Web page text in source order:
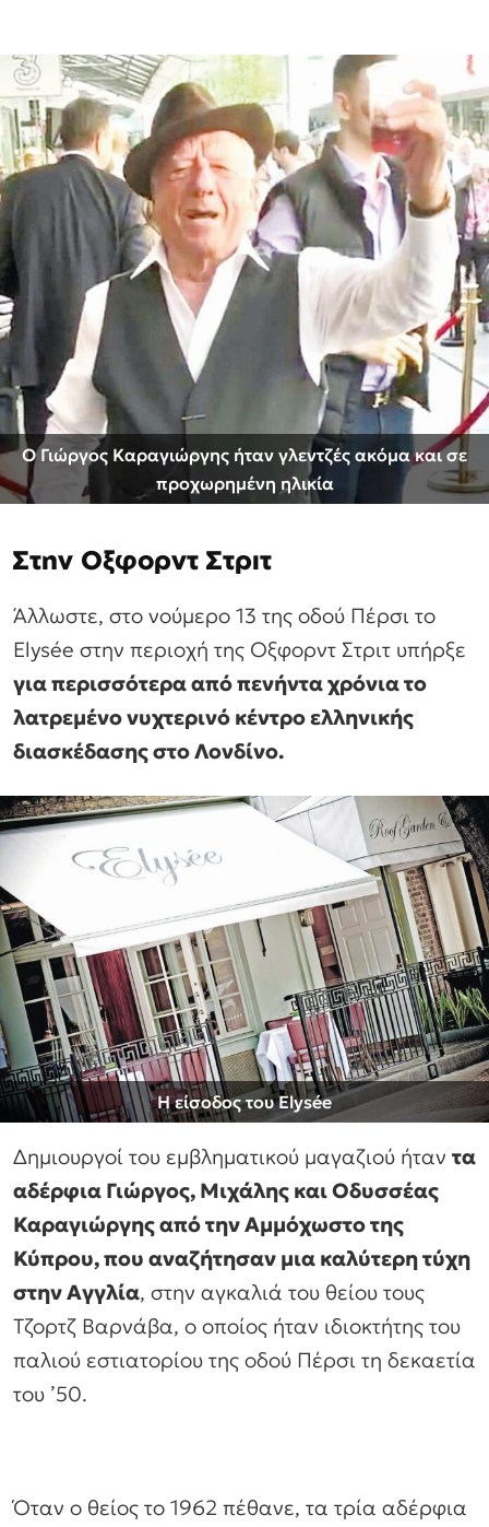
Ο Γιώργος Καραγιώργης ήταν γλεντζές ακόμα και σε
προχωρημένη ηλικία
Στην Οξφορντ Στριτ
Άλλωστε, στο νούμερο 13 της οδού Πέρσι το
Elysée στην περιοχή της Οξφορντ Στριτ υπήρξε
για περισσότερα από πενήντα χρόνια το
λατρεμένο νυχτερινό κέντρο ελληνικής
διασκέδασης στο Λονδίνο.
Η είσοδος του Elysée
Δημιουργοί του εμβληματικού μαγαζιού ήταν τα
αδέρφια Γιώργος, Μιχάλης και Οδυσσέας
Καραγιώργης από την Αμμόχωστο της
Κύπρου, που αναζήτησαν μια καλύτερη τύχη
στην Αγγλία, στην αγκαλιά του θείου τους
Τζορτζ Βαρνάβα, ο οποίος ήταν ιδιοκτήτης του
παλιού εστιατορίου της οδού Πέρσι τη δεκαετία
του ’50.
Όταν ο θείος το 1962 πέθανε, τα τρία αδέρφια